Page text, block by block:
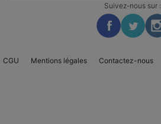
Suivez-nous sur :
CGU Mentions légales Contactez-nous